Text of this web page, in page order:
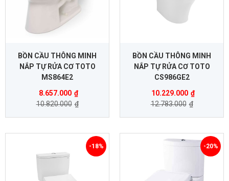
BỒN CẦU THÔNG MINH
NẮP TỰ RỬA CƠ TOTO
MS864E2
8.657.000 ₫
10.820.000 ₫
BỒN CẦU THÔNG MINH
NẮP TỰ RỬA CƠ TOTO
CS986GE2
10.229.000 ₫
12.783.000 ₫
-18% -20%